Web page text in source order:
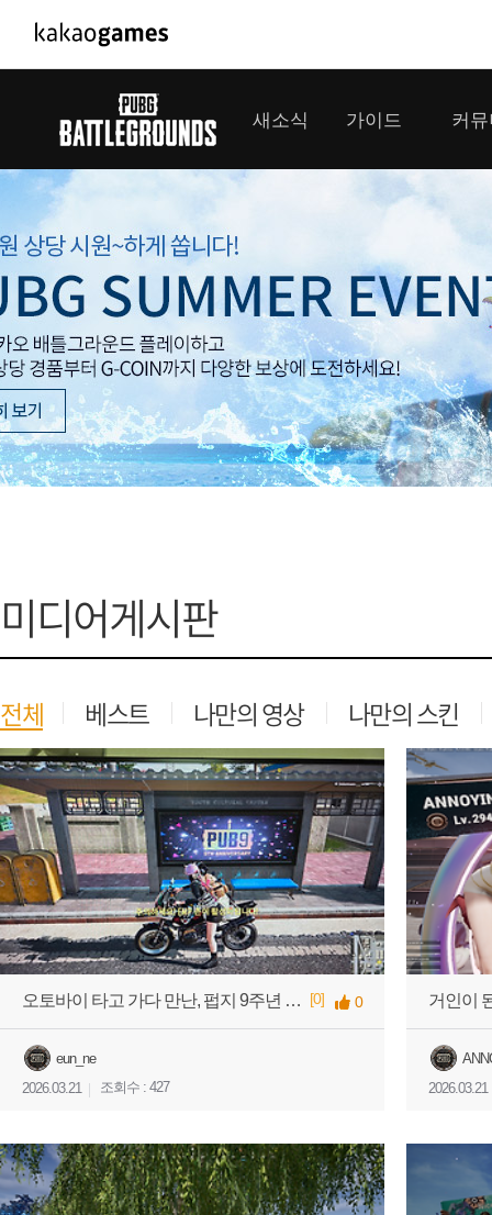
PC/모바일게임
도깨비의세계
아키에이지 워
아레스 : 라이즈 오브 가디언즈
배틀그라
패스 오브
패스 오브
모바일게임
우마무스메 프리티 더비
SMiniz
프렌즈팝콘
서비스
내정보
보안센터
새소식
이벤트
업데이트
대회소식
가이드 커
플레이
클랜
모집
미디어게시판
전체 베스트 나만의 영상 나만의 스킨
0
[0]
오토바이 타고 가다 만난, 펍지 9주년 전광판~!
eun_ne
2026.03.21
조회수 : 427
거인이
2026.03.21